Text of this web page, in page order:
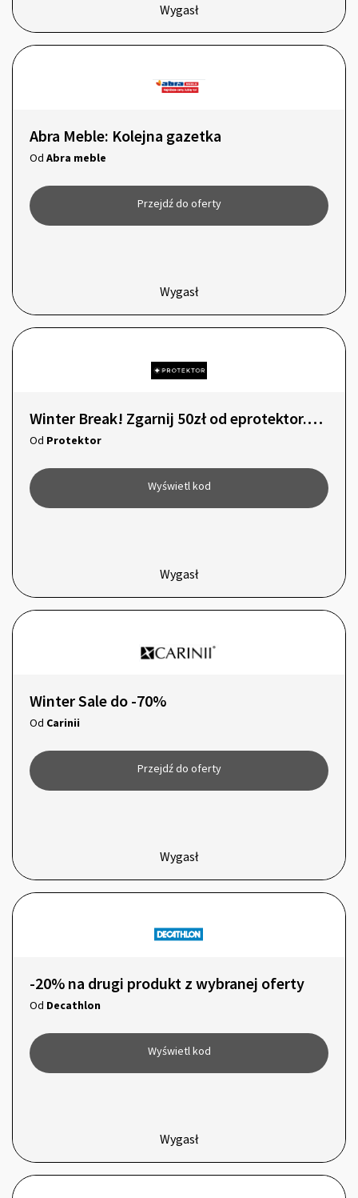
Wygasł
Abra Meble: Kolejna gazetka
Od Abra meble
Przejdź do oferty
Wygasł
Winter Break! Zgarnij 50zł od eprotektor.com
Od Protektor
Wyświetl kod
Wygasł
Winter Sale do -70%
Od Carinii
Przejdź do oferty
Wygasł
-20% na drugi produkt z wybranej oferty
Od Decathlon
Wyświetl kod
Wygasł